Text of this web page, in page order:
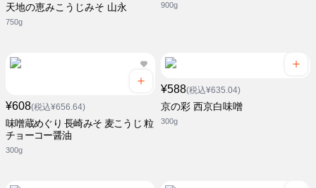
天地の恵みこうじみそ 山永
750g
900g
¥608(税込¥656.64)
味噌蔵めぐり 長崎みそ 麦こうじ 粒
チョーコー醤油
300g
¥588(税込¥635.04)
京の彩 西京白味噌
300g